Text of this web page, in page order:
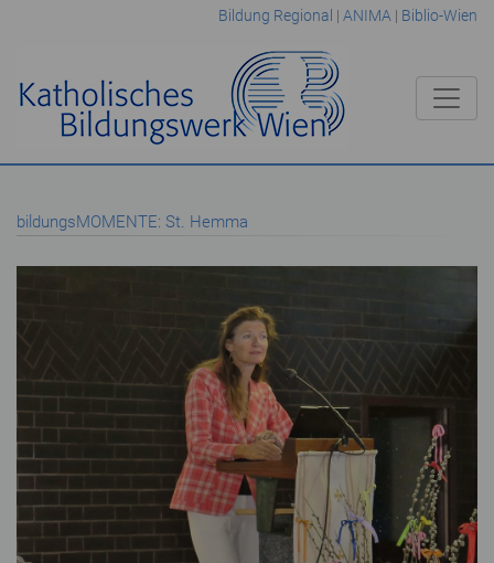
Bildung Regional | ANIMA | Biblio-Wien
bildungsMOMENTE: St. Hemma